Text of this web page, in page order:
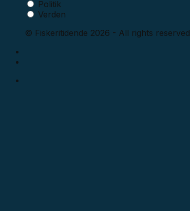
Politik
Verden
© Fiskeritidende 2026 - All rights reserved